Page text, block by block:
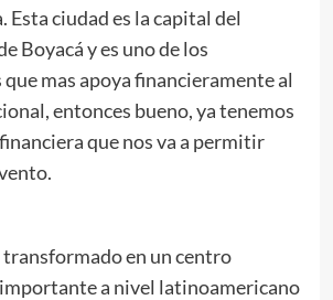
Esta ciudad es la capital del
Boyacá y es uno de los
mas apoya financieramente al
entonces bueno, ya tenemos
que nos va a permitir
transformado en un centro
a nivel latinoamericano